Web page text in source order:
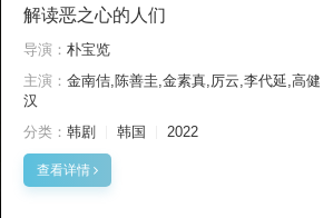
解读恶之心的人们
导演： 朴宝览
主演： 金南佶,陈善圭,金素真,厉云,李代延,高健
汉
分类： 韩剧 韩国 2022
查看详情